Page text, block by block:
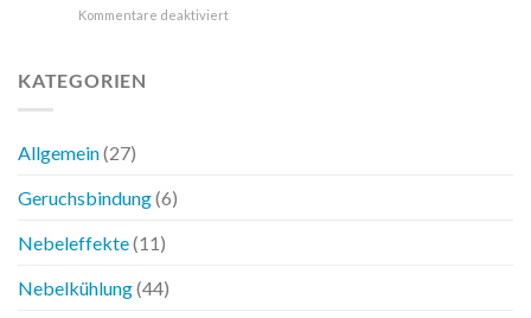
Konstanz
Spanische
Kommentare deaktiviertfür
KATEGORIEN
Allgemein(27)
Geruchsbindung(6)
Nebeleffekte(11)
Nebelkühlung(44)